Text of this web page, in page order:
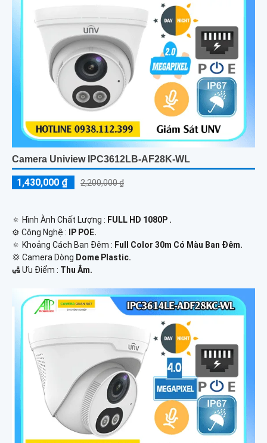
Camera Uniview IPC3612LB-AF28K-WL
1,430,000 ₫ 2,200,000 ₫
🔅 Hình Ành Chất Lượng : FULL HD 1080P .
⚙ Công Nghệ :
IP POE.
🔅 Khoảng Cách Ban Đêm : Full Color 30m Có Màu Ban Ðêm.
💢 Camera Dòng Dome Plastic.
️🛃 Ưu Điểm : Thu Âm.